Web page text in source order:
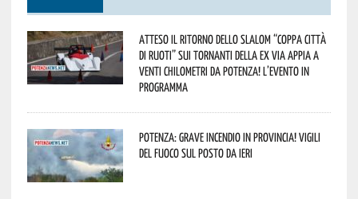
Atteso il ritorno dello slalom “Coppa Città
di Ruoti” sui tornanti della ex via Appia a
venti chilometri da Potenza! L’evento in
programma
Potenza: grave incendio in Provincia! Vigili
del fuoco sul posto da ieri